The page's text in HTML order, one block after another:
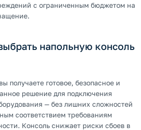
с ограниченным бюджетом на
напольную консоль
получаете готовое, безопасное и
решение для подключения
— без лишних сложностей
соответствием требованиям
Консоль снижает риски сбоев в